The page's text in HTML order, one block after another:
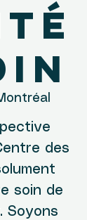
des
soin de
Soyons